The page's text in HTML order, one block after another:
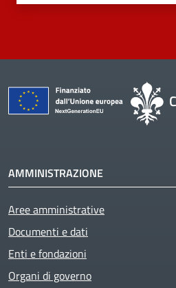
AMMINISTRAZIONE
Aree amministrative
Documenti e dati
Enti e fondazioni
Organi di governo